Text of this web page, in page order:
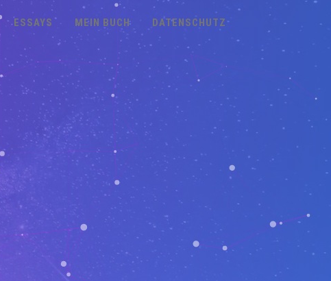
ESSAYS MEIN BUCH DATENSCHUTZ